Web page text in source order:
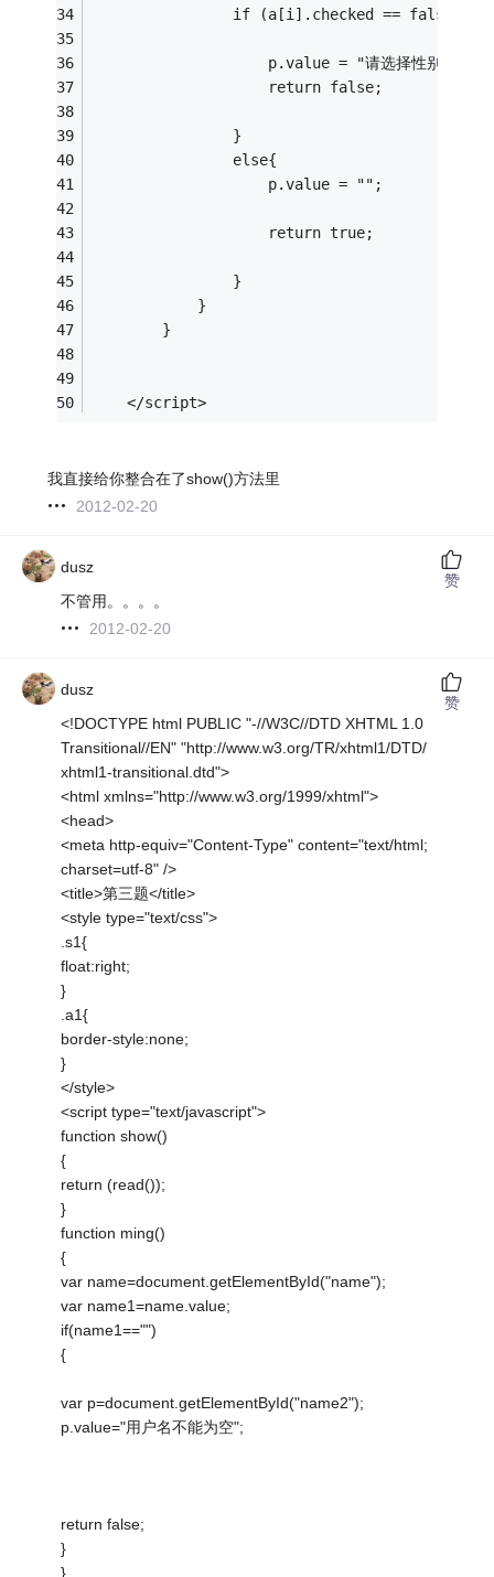
                if (a[i].checked == false) {
                    p.value = "请选择性别";
                    return false;
                }
                else{
                    p.value = "";
                    return true;
                }
            }
        }
    </script>
我直接给你整合在了show()方法里
2012-02-20
dusz
不管用。。。。
2012-02-20
赞
dusz
<!DOCTYPE html PUBLIC "-//W3C//DTD XHTML 1.0
Transitional//EN" "http://www.w3.org/TR/xhtml1/DTD/
xhtml1-transitional.dtd">
<html xmlns="http://www.w3.org/1999/xhtml">
<head>
<meta http-equiv="Content-Type" content="text/html;
charset=utf-8" />
<title>第三题</title>
<style type="text/css">
.s1{
float:right;
}
.a1{
border-style:none;
}
</style>
<script type="text/javascript">
function show()
{
return (read());
}
function ming()
{
var name=document.getElementById("name");
var name1=name.value;
if(name1=="")
{
var p=document.getElementById("name2");
p.value="用户名不能为空";
return false;
}
}
赞